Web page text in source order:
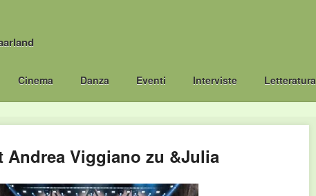
Cinema Danza Eventi Interviste Letteratura
Andrea Viggiano zu &Julia